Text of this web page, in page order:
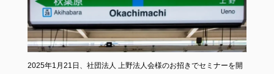
2025年1月21日、社団法人 上野法人会様のお招きでセミナーを開